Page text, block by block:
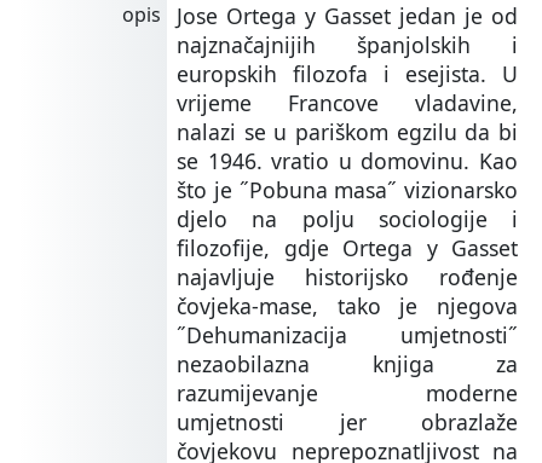
opis
Jose Ortega y Gasset jedan je od
najznačajnijih španjolskih i
europskih filozofa i esejista. U
vrijeme Francove vladavine,
nalazi se u pariškom egzilu da bi
se 1946. vratio u domovinu. Kao
što je ˝Pobuna masa˝ vizionarsko
djelo na polju sociologije i
filozofije, gdje Ortega y Gasset
najavljuje historijsko rođenje
čovjeka-mase, tako je njegova
˝Dehumanizacija umjetnosti˝
nezaobilazna knjiga za
razumijevanje moderne
umjetnosti jer obrazlaže
čovjekovu neprepoznatljivost na